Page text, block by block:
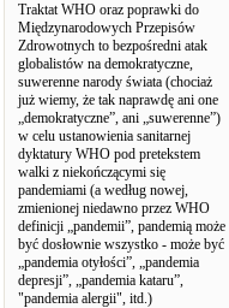
Traktat WHO oraz poprawki do
Międzynarodowych Przepisów
Zdrowotnych to bezpośredni atak
globalistów na demokratyczne,
suwerenne narody świata (chociaż
już wiemy, że tak naprawdę ani one
„demokratyczne”, ani „suwerenne”)
w celu ustanowienia sanitarnej
dyktatury WHO pod pretekstem
walki z niekończącymi się
pandemiami (a według nowej,
zmienionej niedawno przez WHO
definicji „pandemii”, pandemią może
być dosłownie wszystko - może być
„pandemia otyłości”, „pandemia
depresji”, „pandemia kataru”,
"pandemia alergii", itd.)